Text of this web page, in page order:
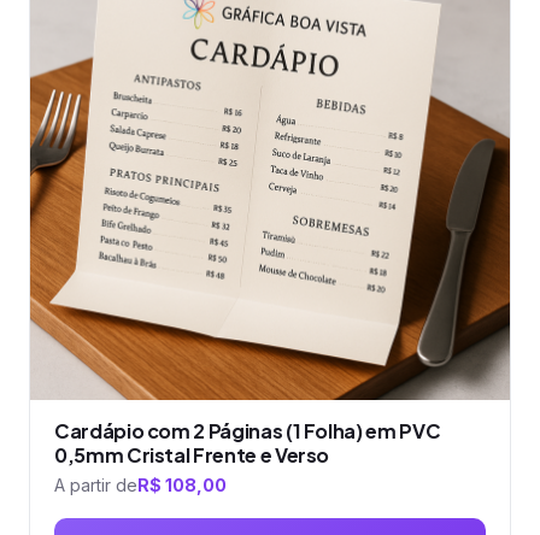
As
opções
podem
ser
escolhidas
na
página
do
produto
Cardápio com 2 Páginas (1 Folha) em PVC
0,5mm Cristal Frente e Verso
A partir deR$ 108,00